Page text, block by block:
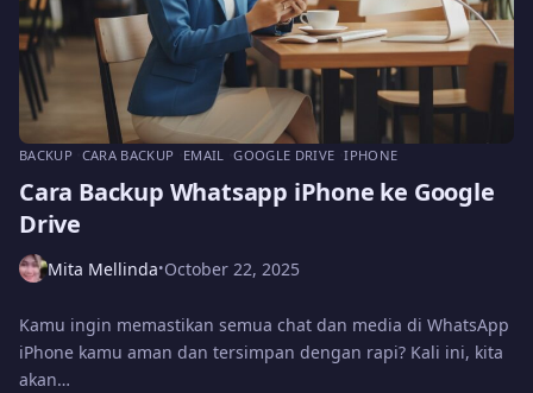
BACKUP CARA BACKUP EMAIL GOOGLE DRIVE IPHONE
Cara Backup Whatsapp iPhone ke Google
Drive
Mita Mellinda•October 22, 2025
Kamu ingin memastikan semua chat dan media di WhatsApp
iPhone kamu aman dan tersimpan dengan rapi? Kali ini, kita
akan…